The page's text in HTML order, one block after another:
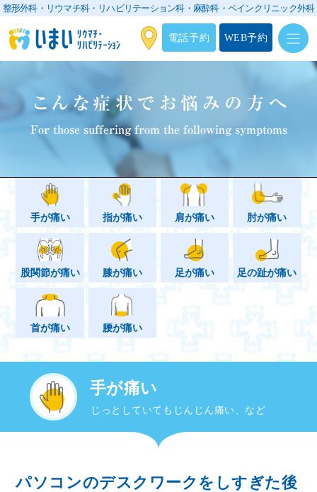
整形外科・リウマチ科・リハビリテーション科・ 麻酔科・ペインクリニック外科
電話予約 WEB予約
こんな症状でお悩みの方へ
For those suffering from the following symptoms
手が痛い 指が痛い 肩が痛い 肘が痛い
股関節が痛い 膝が痛い 足が痛い 足の趾が痛い
首が痛い 腰が痛い
手が痛い
じっとしていてもじんじん痛い、など
パソコンのデスクワークをしすぎた後